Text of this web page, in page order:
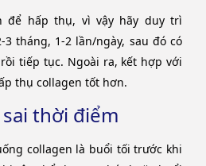
để hấp thụ, vì vậy hãy duy trì
tháng, 1-2 lần/ngày, sau đó có
tiếp tục. Ngoài ra, kết hợp với
thụ collagen tốt hơn.
thời điểm
collagen là buổi tối trước khi